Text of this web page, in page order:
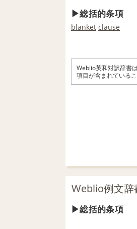
総括的条項
blanket clause
Weblio英和対訳辞書
項目が含まれている
Weblio例文辞
総括的条項